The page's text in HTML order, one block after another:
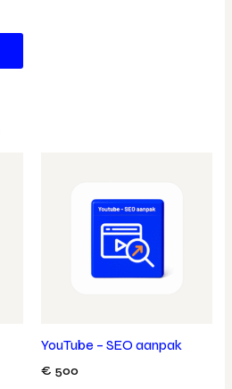
YouTube – SEO aanpak
€ 500